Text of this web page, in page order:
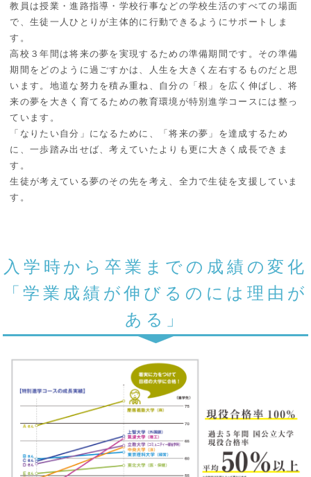
教員は授業・進路指導・学校行事などの学校生活のすべての場面
で、生徒一人ひとりが主体的に行動できるようにサポートしま
す。
高校３年間は将来の夢を実現するための準備期間です。その準備
期間をどのように過ごすかは、人生を大きく左右するものだと思
います。地道な努力を積み重ね、自分の「根」を広く伸ばし、将
来の夢を大きく育てるための教育環境が特別進学コースには整っ
ています。
「なりたい自分」になるために、「将来の夢」を達成するため
に、一歩踏み出せば、考えていたよりも更に大きく成長できま
す。
生徒が考えている夢のその先を考え、全力で生徒を支援していま
す。
入学時から卒業までの成績の変化
「学業成績が伸びるのには理由が
ある」